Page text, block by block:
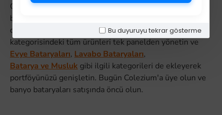
Bu duyuruyu tekrar gösterme
Colezium'un XML akışını Hepsiburada mağazanıza
bağladığınızda banyo bataryaları stok ve fiyat
değişiklikleri otomatik yansır.Armatürler
kategorisindeki tüm ürünleri tek panelden yönetin ve
Evye Bataryaları, Lavabo Bataryaları,
Batarya ve Musluk gibi ilgili kategorileri de ekleyerek
portföyünüzü genişletin. Bugün Colezium'a üye olun ve
banyo bataryaları satışında öncü olun.